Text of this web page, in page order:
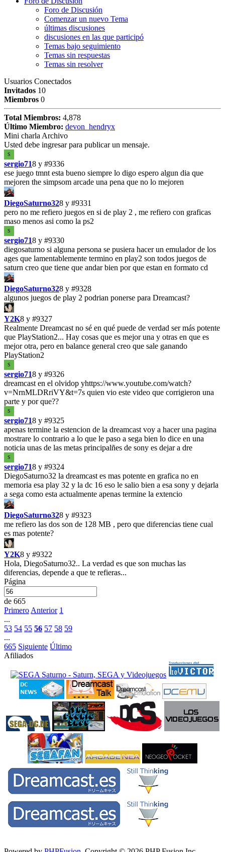
Foro de Discusión
Comenzar un nuevo Tema
últimas discusiones
discusiones en las que participó
Temas bajo seguimiento
Temas sin respuestas
Temas sin resolver
Usuarios Conectados
Invitados 10
Miembros 0
Total Miembros: 4,878
Último Miembro: devon_hendryx
Mini charla Archivo
Usted debe ingresar para publicar un mensaje.
S
sergio718 y #9336
ese juego tmnt esta bueno siempre lo digo espero algun dia que
mejoren the simpsom arcade una pena que no lo mejoren
DiegoSaturno328 y #9331
pero no me refiero juegos en si de play 2 , me refiero con graficas
maso menos asi como la ps2
S
sergio718 y #9330
diegosaturno si alguna persona se pusiera hacer un emulador de los
ages que lamentablemente termino en play2 son todos juegos de
saturn creo que tiene que andar bien por que estan en formato cd
DiegoSaturno328 y #9328
algunos juegos de play 2 podrian ponerse para Dreamcast?
Y2K8 y #9327
Realmente Dreamcast no sé en qué puede de verdad ser más potente
que PlayStation2... Hay cosas que es mejor una y otras en que es
mejor otra, pero en balance general creo que sale ganando
PlayStation2
S
sergio718 y #9326
dreamcast en el olvidop yhttps://www.youtube.com/watch?
v=NrnMLDRriVY&t=7s quien vio este video que corrigieron una
parte y por que??
S
sergio718 y #9325
apenas termine la estencion de la dreamcast voy a hacer una pagina
mostrare lo contrario a lo que le paso a sega bien lo dice en una
noticia unas de las metas principalñes de sony es dejar a dre
S
sergio718 y #9324
DiegoSaturno32 la dreamcast es mas potente en grafica no en
memoria esa play 32 y la dc 16 eso le salio bien a esa sony y dejarla
a sega como esta actualmente apenas termine la extencio
DiegoSaturno328 y #9323
me refiero las dos son de 128 MB , pero que diferencias tiene cual
es mas potente?
Y2K8 y #9322
Hola, DiegoSaturno32.. La verdad es que son muchas las
diferencias, depende a que te refieras...
Página
de 665
Primero Anterior 1
...
53 54 55 56 57 58 59
...
665 Siguiente Último
Afiliados